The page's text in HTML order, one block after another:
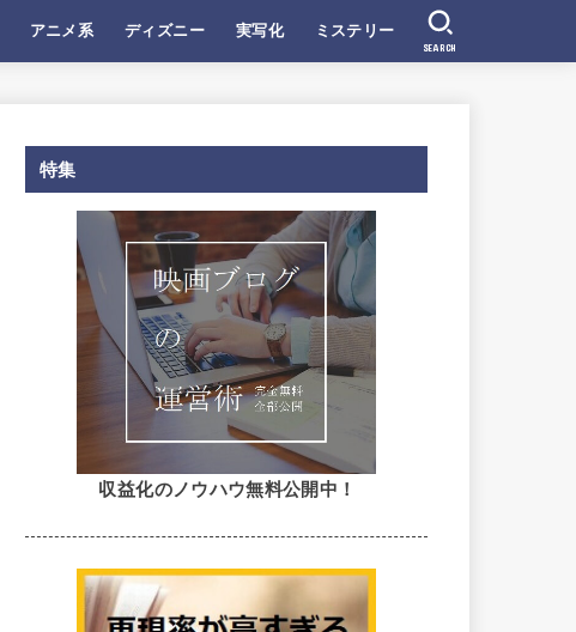
アニメ系 ディズニー 実写化 ミステリー
SEARCH
特集
収益化のノウハウ無料公開中！